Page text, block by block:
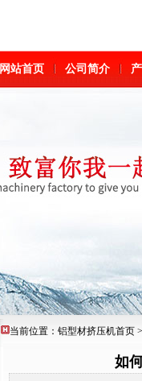
网站首页 公司简介
当前位置： 铝型材挤压机首页 >
如